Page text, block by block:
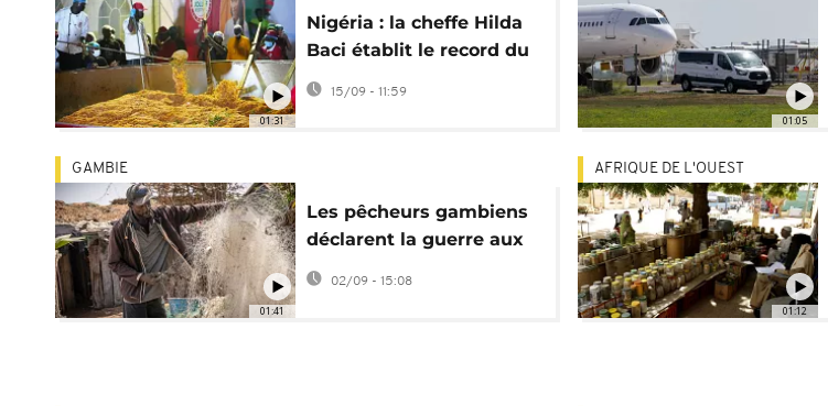
01:31
Nigéria : la cheffe Hilda
Baci établit le record du
monde de riz jollof
15/09 - 11:59
01:05
01:41
GAMBIE
Les pêcheurs gambiens
déclarent la guerre aux
navires commerciaux
02/09 - 15:08
01:12
AFRIQUE DE L'OUEST